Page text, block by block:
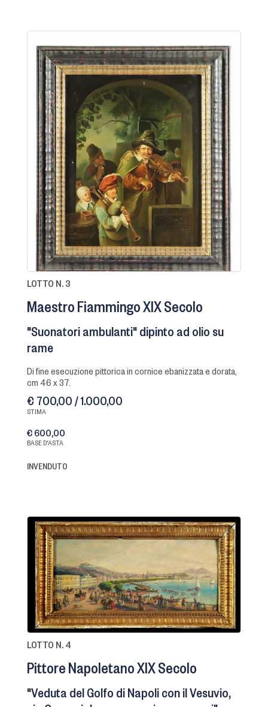
LOTTO N. 3
Maestro Fiammingo XIX Secolo
"Suonatori ambulanti" dipinto ad olio su
rame
di fine esecuzione pittorica in cornice ebanizzata e dorata,
cm 46 x 37.
€ 700,00 / 1.000,00
STIMA
€ 600,00
BASE D'ASTA
INVENDUTO
LOTTO N. 4
Pittore Napoletano XIX Secolo
"Veduta del Golfo di Napoli con il Vesuvio,